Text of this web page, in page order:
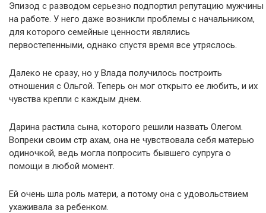
Эпизод с разводом серьезно подпортил репутацию мужчины
на работе. У него даже возникли проблемы с начальником,
для которого семейные ценности являлись
первостепенными, однако спустя время все утряслось.
Далеко не сразу, но у Влада получилось построить
отношения с Ольгой. Теперь он мог открыто ее любить, и их
чувства крепли с каждым днем.
Дарина растила сына, которого решили назвать Олегом.
Вопреки своим стр ахам, она не чувствовала себя матерью
одиночкой, ведь могла попросить бывшего супруга о
помощи в любой момент.
Ей очень шла роль матери, а потому она с удовольствием
ухаживала за ребенком.